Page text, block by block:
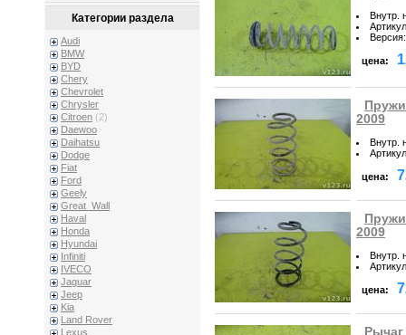
Категории раздела
Audi
BMW
BYD
Chery
Chevrolet
Chrysler
Citroen (2)
Daewoo
Daihatsu
Dodge
Fiat
Ford
Geely
Great_Wall
Haval
Honda
Hyundai
Infiniti
IVECO
Jaguar
Jeep
Kia
Land Rover
Lexus
Внутр.
Артикул
Версия:
цена:
2009
Внутр.
Артикул
цена:
2009
Внутр.
Артикул
цена: